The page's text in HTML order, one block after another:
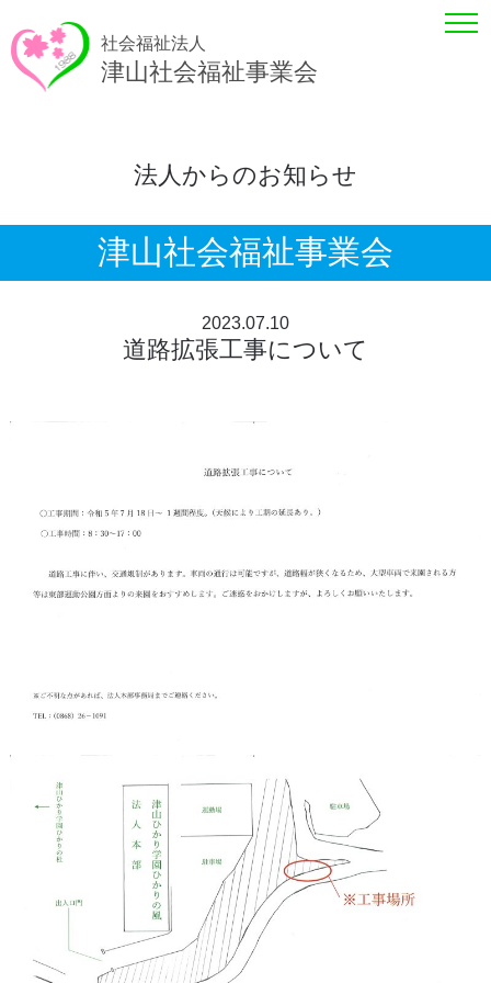
社会福祉法人
津山社会福祉事業会
法人からのお知らせ
津山社会福祉事業会
2023.07.10
道路拡張工事について